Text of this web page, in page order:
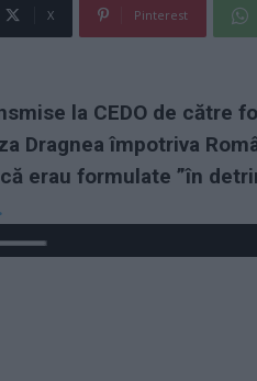
X Pinterest
la CEDO de către
Dragnea împotriva
erau formulate ”în